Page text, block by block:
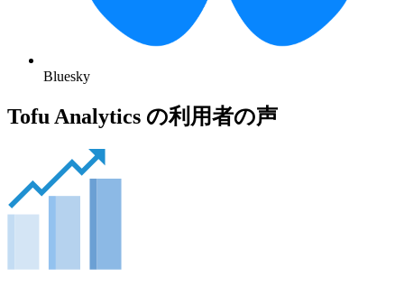
Bluesky
Tofu Analytics の利用者の声